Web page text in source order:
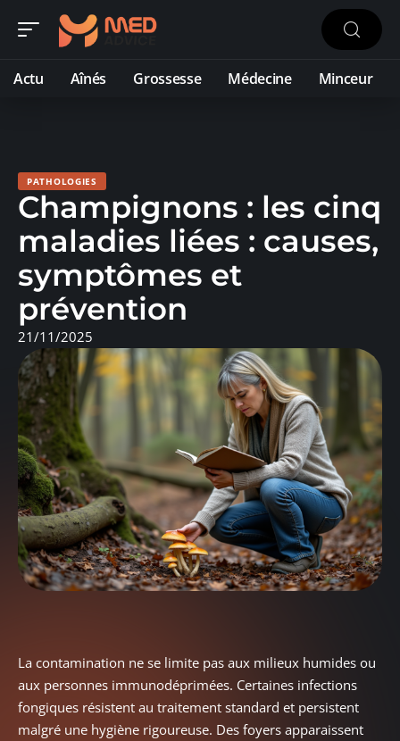
Actu Aînés Grossesse Médecine Minceur
PATHOLOGIES
Champignons : les cinq
maladies liées : causes,
symptômes et
prévention
21/11/2025
La contamination ne se limite pas aux milieux humides ou
aux personnes immunodéprimées. Certaines infections
fongiques résistent au traitement standard et persistent
malgré une hygiène rigoureuse. Des foyers apparaissent